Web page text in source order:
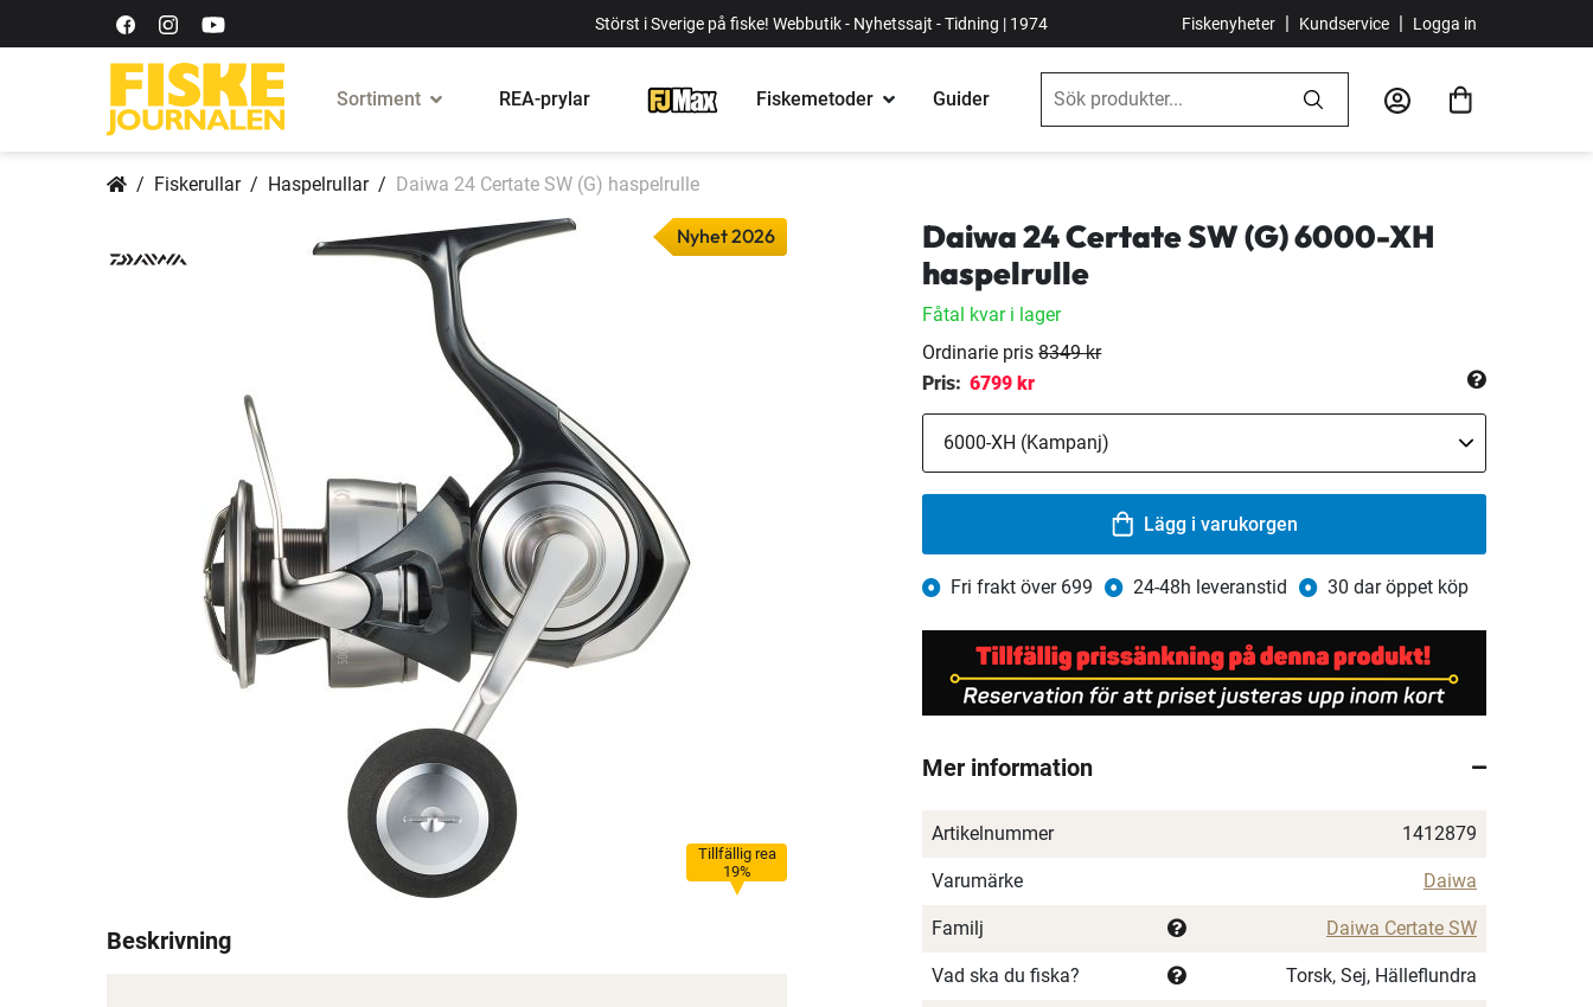
Störst i Sverige på fiske! Webbutik - Nyhetssajt - Tidning | 1974 Fiskenyheter | Kundservice | Logga in
Sortiment REA-prylar Fiskemetoder Guider
Fiskerullar Haspelrullar Daiwa 24 Certate SW (G) haspelrulle
Tillfällig rea
19%
Nyhet 2026
Beskrivning
Daiwa 24 Certate SW (G) 6000-XH
haspelrulle
Fåtal kvar i lager
Ordinarie pris 8349 kr
Pris: 6799 kr
Lägg i varukorgen
Fri frakt över 699 24-48h leveranstid 30 dar öppet köp
Mer information
Artikelnummer 1412879
Varumärke Daiwa
Familj Daiwa Certate SW
Vad ska du fiska? Torsk, Sej, Hälleflundra